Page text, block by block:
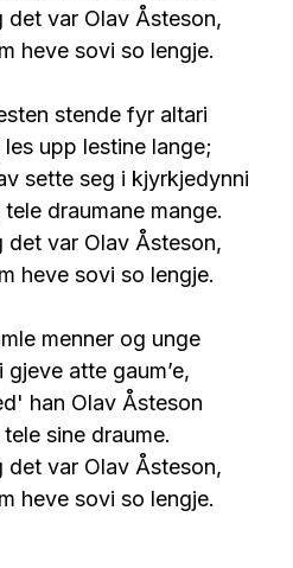
det var Olav Åsteson,
heve sovi so lengje.
stende fyr altari
les upp lestine lange;
sette seg i kjyrkjedynni
tele draumane mange.
det var Olav Åsteson,
heve sovi so lengje.
menner og unge
gjeve atte gaum’e,
han Olav Åsteson
tele sine draume.
det var Olav Åsteson,
heve sovi so lengje.